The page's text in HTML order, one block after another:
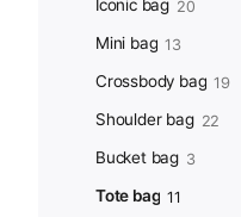
Iconic bag 20
Mini bag 13
Crossbody bag 19
Shoulder bag 22
Bucket bag 3
Tote bag 11